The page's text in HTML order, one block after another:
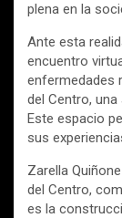
plena en la
Ante esta
encuentro
enfermedades
del Centro,
Este espacio
sus
Zarella
del Centro,
es la